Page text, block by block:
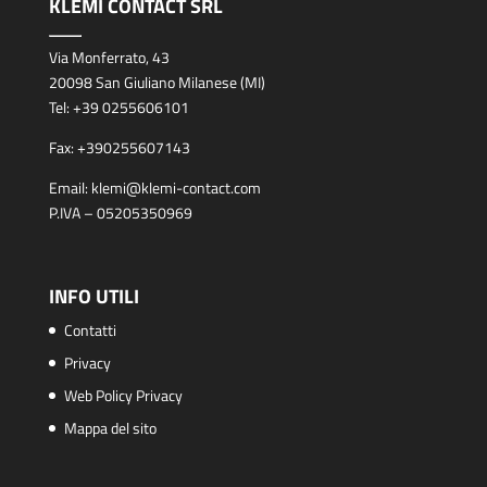
KLEMI CONTACT SRL
Via Monferrato, 43
20098 San Giuliano Milanese (MI)
Tel:+39 0255606101
Fax:+390255607143
Email: klemi@klemi-contact.com
P.IVA – 05205350969
INFO UTILI
Contatti
Privacy
Web Policy Privacy
Mappa del sito